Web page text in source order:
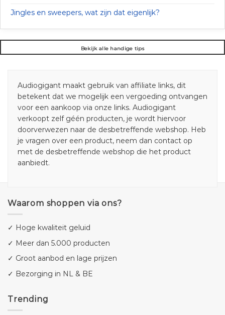
Jingles en sweepers, wat zijn dat eigenlijk?
Bekijk alle handige tips
Audiogigant maakt gebruik van affiliate links, dit
betekent dat we mogelijk een vergoeding ontvangen
voor een aankoop via onze links. Audiogigant
verkoopt zelf géén producten, je wordt hiervoor
doorverwezen naar de desbetreffende webshop. Heb
je vragen over een product, neem dan contact op
met de desbetreffende webshop die het product
aanbiedt.
Waarom shoppen via ons?
✓ Hoge kwaliteit geluid
✓ Meer dan 5.000 producten
✓ Groot aanbod en lage prijzen
✓ Bezorging in NL & BE
Trending